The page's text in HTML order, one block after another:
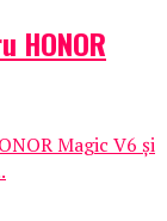
Magic V6 și